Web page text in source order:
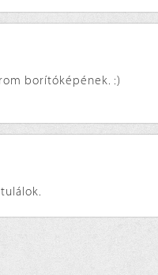
borítóképének. :)